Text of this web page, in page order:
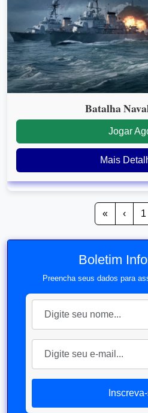
Batalha
Jogar
Mais
« ‹ 1
Boletim
Preencha seus dados para